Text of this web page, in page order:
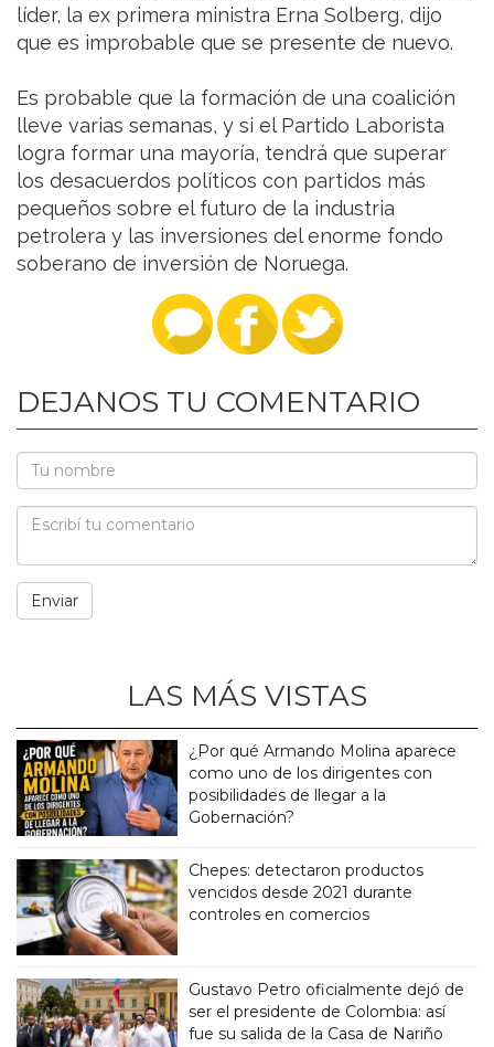
líder, la ex primera ministra Erna Solberg, dijo
que es improbable que se presente de nuevo.
Es probable que la formación de una coalición
lleve varias semanas, y si el Partido Laborista
logra formar una mayoría, tendrá que superar
los desacuerdos políticos con partidos más
pequeños sobre el futuro de la industria
petrolera y las inversiones del enorme fondo
soberano de inversión de Noruega.
DEJANOS TU COMENTARIO
LAS MÁS VISTAS
¿Por qué Armando Molina aparece
como uno de los dirigentes con
posibilidades de llegar a la
Gobernación?
Chepes: detectaron productos
vencidos desde 2021 durante
controles en comercios
Gustavo Petro oficialmente dejó de
ser el presidente de Colombia: así
fue su salida de la Casa de Nariño